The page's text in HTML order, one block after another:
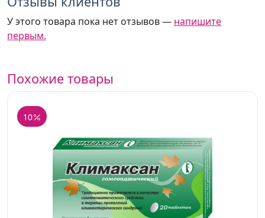
У этого товара пока нет отзывов — напишите
первым.
Похожие товары
10